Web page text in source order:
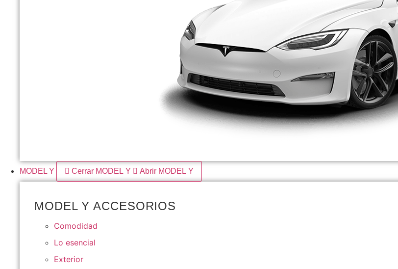
MODEL Y Cerrar MODEL Y Abrir MODEL Y
MODEL Y ACCESORIOS
Comodidad
Lo esencial
Exterior